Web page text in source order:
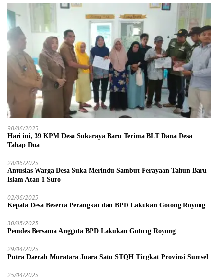
30/06/2025
Hari ini, 39 KPM Desa Sukaraya Baru Terima BLT Dana Desa
Tahap Dua
28/06/2025
Antusias Warga Desa Suka Merindu Sambut Perayaan Tahun Baru
Islam Atau 1 Suro
02/06/2025
Kepala Desa Beserta Perangkat dan BPD Lakukan Gotong Royong
30/05/2025
Pemdes Bersama Anggota BPD Lakukan Gotong Royong
29/04/2025
Putra Daerah Muratara Juara Satu STQH Tingkat Provinsi Sumsel
25/04/2025